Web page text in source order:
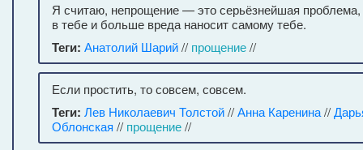
Я считаю, непрощение — это серьёзнейшая проблема,
в тебе и больше вреда наносит самому тебе.
Теги: Анатолий Шарий// прощение//
Если простить, то совсем, совсем.
Теги: Лев Николаевич Толстой//Анна Каренина//
Облонская // прощение//